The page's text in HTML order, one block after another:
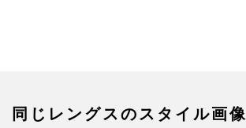
同じレングスのスタイル画像